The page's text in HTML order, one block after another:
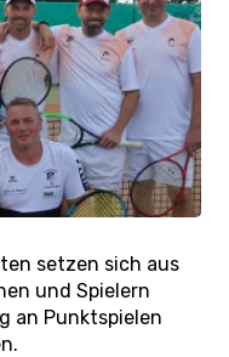
setzen sich aus
und Spielern
an Punktspielen